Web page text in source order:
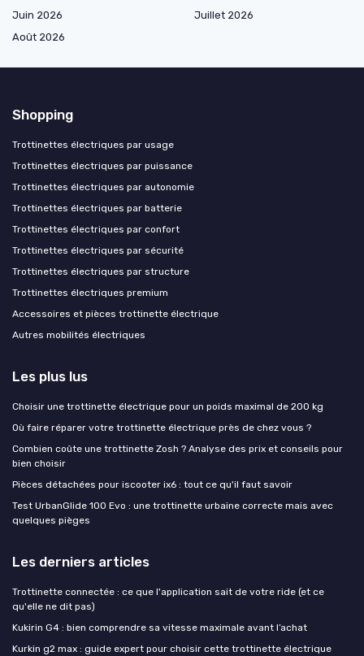
Juin 2026
Juillet 2026
Août 2026
Shopping
Trottinettes électriques par usage
Trottinettes électriques par puissance
Trottinettes électriques par autonomie
Trottinettes électriques par batterie
Trottinettes électriques par confort
Trottinettes électriques par sécurité
Trottinettes électriques par structure
Trottinettes électriques premium
Accessoires et pièces trottinette électrique
Autres mobilités électriques
Les plus lus
Choisir une trottinette électrique pour un poids maximal de 200 kg
Où faire réparer votre trottinette électrique près de chez vous ?
Combien coûte une trottinette Zosh ? Analyse des prix et conseils pour
bien choisir
Pièces détachées pour iscooter ix6 : tout ce qu'il faut savoir
Test UrbanGlide 100 Evo : une trottinette urbaine correcte mais avec
quelques pièges
Les derniers articles
Trottinette connectée : ce que l'application sait de votre ride (et ce
qu'elle ne dit pas)
Kukirin G4 : bien comprendre sa vitesse maximale avant l’achat
Kurkin g2 max : guide expert pour choisir cette trottinette électrique